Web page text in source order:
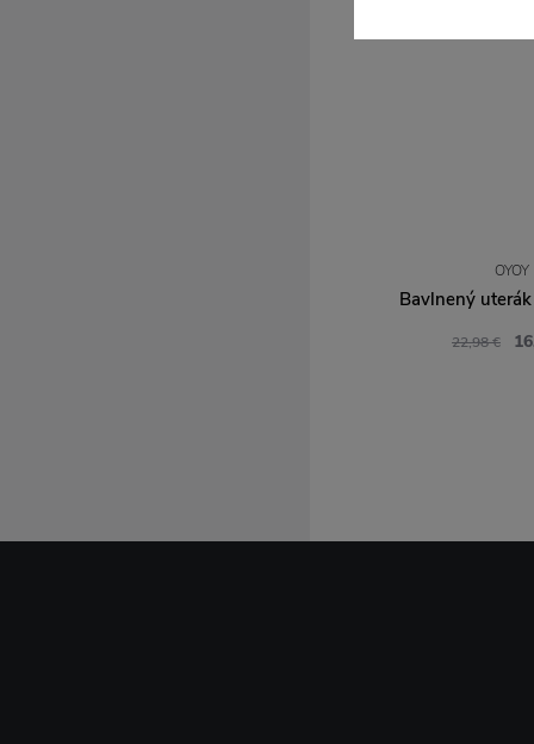
OYOY
Bavlnený
22,98 €